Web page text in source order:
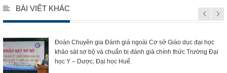
BÀI VIẾT KHÁC
Đoàn Chuyên gia Đánh giá ngoài Cơ sở Giáo dục đại học
khảo sát sơ bộ và chuẩn bị đánh giá chính thức Trường Đại
học Y – Dược, Đại học Huế.